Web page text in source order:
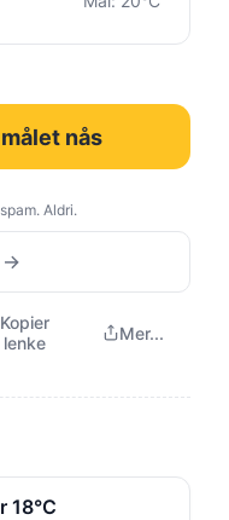
nås
Aldri.
→
Kopier
lenke
Mer...
18°C